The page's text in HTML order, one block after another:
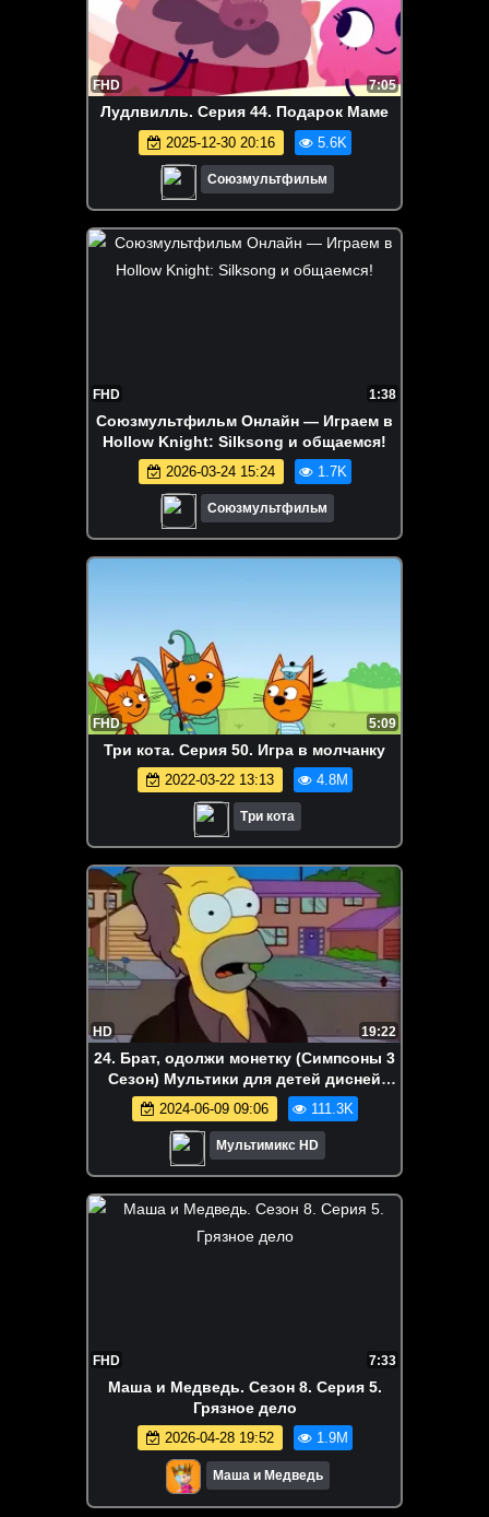
FHD 7:05
Лудлвилль. Серия 44. Подарок Маме
2025-12-30 20:16 5.6K
Союзмультфильм
FHD 1:38
Союзмультфильм Онлайн — Играем в
Hollow Knight: Silksong и общаемся!
2026-03-24 15:24 1.7K
Союзмультфильм
FHD 5:09
Три кота. Серия 50. Игра в молчанку
2022-03-22 13:13 4.8M
Три кота
HD 19:22
24. Брат, одолжи монетку (Симпсоны 3
Сезон) Мультики для детей дисней
disney сериалы Netflix
2024-06-09 09:06 111.3K
Мультимикс HD
FHD 7:33
Маша и Медведь. Сезон 8. Серия 5.
Грязное дело
2026-04-28 19:52 1.9M
Маша и Медведь